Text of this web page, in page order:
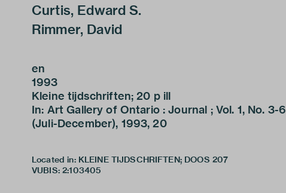
Curtis, Edward S.
Rimmer, David
en
1993
Kleine tijdschriften; 20 p ill
In: Art Gallery of Ontario : Journal ; Vol. 1, No. 3-6
(Juli-December), 1993, 20
Located in: KLEINE TIJDSCHRIFTEN; DOOS 207
VUBIS: 2:103405